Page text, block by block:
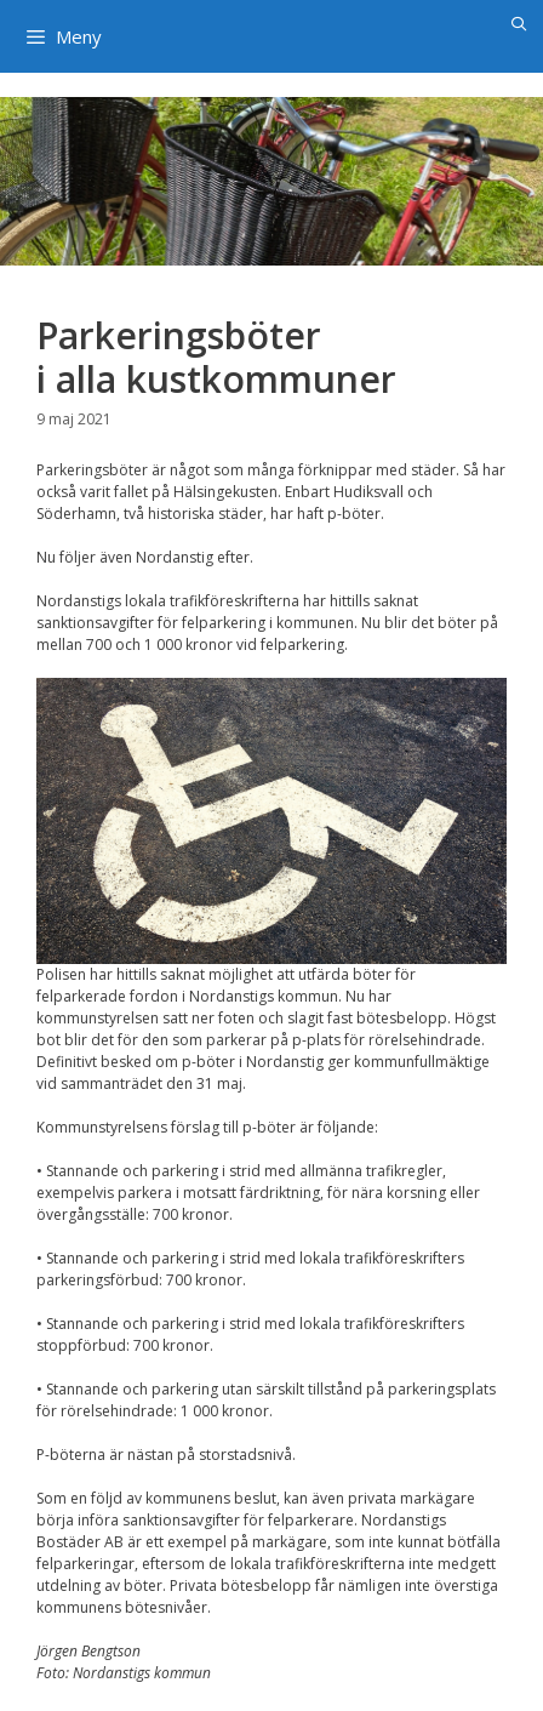
Meny
Parkeringsböter
i alla kustkommuner
9 maj 2021
Parkeringsböter är något som många förknippar med städer. Så har
också varit fallet på Hälsingekusten. Enbart Hudiksvall och
Söderhamn, två historiska städer, har haft p-böter.
Nu följer även Nordanstig efter.
Nordanstigs lokala trafikföreskrifterna har hittills saknat
sanktionsavgifter för felparkering i kommunen. Nu blir det böter på
mellan 700 och 1 000 kronor vid felparkering.
Polisen har hittills saknat möjlighet att utfärda böter för
felparkerade fordon i Nordanstigs kommun. Nu har
kommunstyrelsen satt ner foten och slagit fast bötesbelopp. Högst
bot blir det för den som parkerar på p-plats för rörelsehindrade.
Definitivt besked om p-böter i Nordanstig ger kommunfullmäktige
vid sammanträdet den 31 maj.
Kommunstyrelsens förslag till p-böter är följande:
• Stannande och parkering i strid med allmänna trafikregler,
exempelvis parkera i motsatt färdriktning, för nära korsning eller
övergångsställe: 700 kronor.
• Stannande och parkering i strid med lokala trafikföreskrifters
parkeringsförbud: 700 kronor.
• Stannande och parkering i strid med lokala trafikföreskrifters
stoppförbud: 700 kronor.
• Stannande och parkering utan särskilt tillstånd på parkeringsplats
för rörelsehindrade: 1 000 kronor.
P-böterna är nästan på storstadsnivå.
Som en följd av kommunens beslut, kan även privata markägare
börja införa sanktionsavgifter för felparkerare. Nordanstigs
Bostäder AB är ett exempel på markägare, som inte kunnat bötfälla
felparkeringar, eftersom de lokala trafikföreskrifterna inte medgett
utdelning av böter. Privata bötesbelopp får nämligen inte överstiga
kommunens bötesnivåer.
Jörgen Bengtson
Foto: Nordanstigs kommun
×
inte att välja
bort. De behövs
för att
huvud taget
ska fungera.
Statistik
För att vi ska
kunna
förbättra
hemsidans
funktionalitet
och
uppbyggnad,
baserat på
hur
hemsidan
används.
hemsida ska
som möjligt
under ditt
kakorna
att försvinna
och ditt beteende när
du surfar ökar du
chansen att få se
personligt anpassat
innehåll och